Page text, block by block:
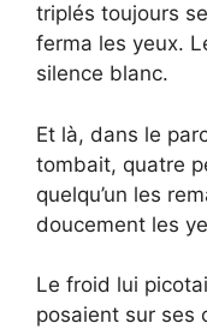
triplés toujours
ferma les yeux.
silence blanc.
Et là, dans le
tombait, quatre
quelqu’un les
doucement les
Le froid lui
posaient sur ses